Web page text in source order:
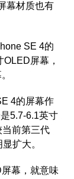
幕材质也有
SE 4的
屏幕，
4的屏幕作
5.7-6.1英寸
前第三代
扩大。
幕，就意味